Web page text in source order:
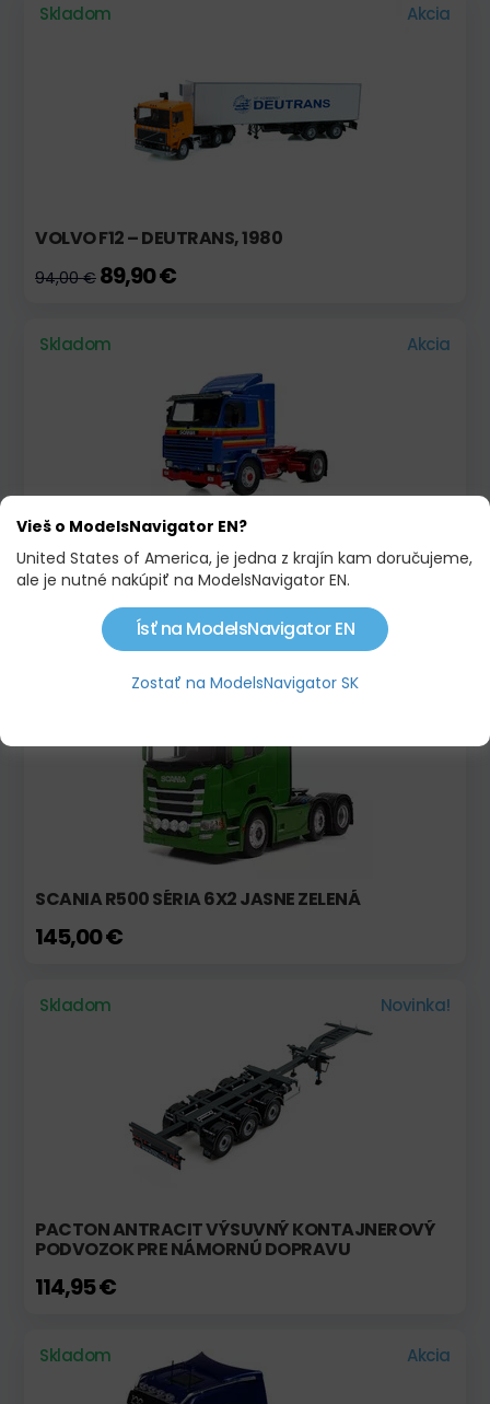
Skladom Akcia
VOLVO F12 – DEUTRANS, 1980
94,00 € 89,90 €
Skladom Akcia
SCANIA 113 M
59,90 €
SCANIA R500 SÉRIA 6X2 JASNE ZELENÁ
145,00 €
Skladom Novinka!
PACTON ANTRACIT VÝSUVNÝ KONTAJNEROVÝ
PODVOZOK PRE NÁMORNÚ DOPRAVU
114,95 €
Skladom Akcia
Vieš o ModelsNavigator EN?
United States of America, je jedna z krajín kam doručujeme,
ale je nutné nakúpiť na ModelsNavigator EN.
Ísť na ModelsNavigator EN
Zostať na ModelsNavigator SK